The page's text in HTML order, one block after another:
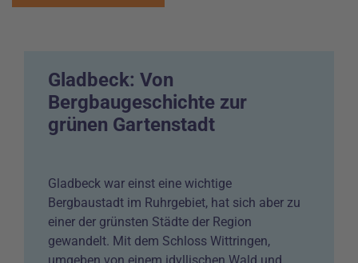
Gladbeck: Von
Bergbaugeschichte zur
grünen Gartenstadt
Gladbeck war einst eine wichtige
Bergbaustadt im Ruhrgebiet, hat sich aber zu
einer der grünsten Städte der Region
gewandelt. Mit dem Schloss Wittringen,